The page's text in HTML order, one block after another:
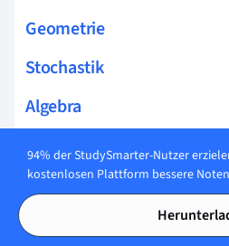
Geometrie
Stochastik
Algebra
Analysis
Verwandte Themen zu
94% der StudySmarter-Nutzer
kostenlosen Plattform bessere